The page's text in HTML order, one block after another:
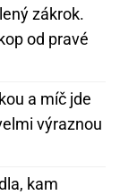
zákrok.
od pravé
a míč jde
výraznou
kam